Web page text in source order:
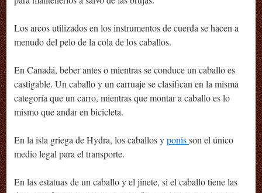
Los arcos utilizados en los instrumentos de cuerda se hacen a
menudo del pelo de la cola de los caballos.
En Canadá, beber antes o mientras se conduce un caballo es
castigable. Un caballo y un carruaje se clasifican en la misma
categoría que un carro, mientras que montar a caballo es lo
mismo que andar en bicicleta.
En la isla griega de Hydra, los caballos yponisson el único
medio legal para el transporte.
En las estatuas de un caballo y el jinete, si el caballo tiene las